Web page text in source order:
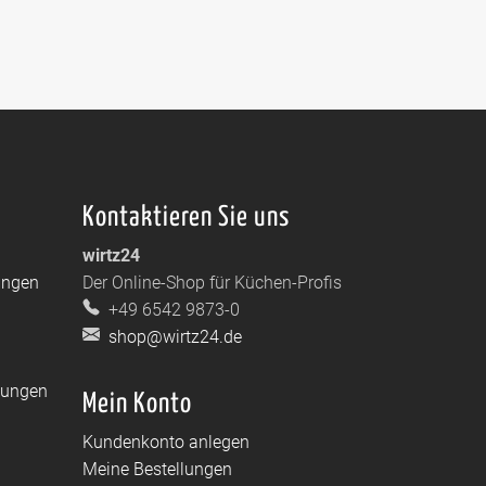
Kontaktieren Sie uns
wirtz24
Der Online-Shop für Küchen-Profis
+49 6542 9873-0
shop@wirtz24.de
Mein Konto
Kundenkonto anlegen
Meine Bestellungen